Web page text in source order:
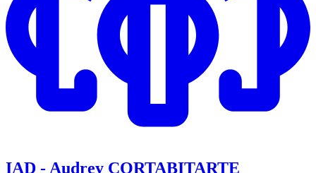
IAD - Audrey CORTABITARTE